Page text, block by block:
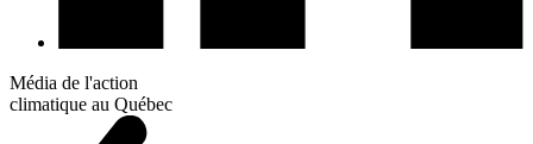
Média de l'action
climatique au Québec